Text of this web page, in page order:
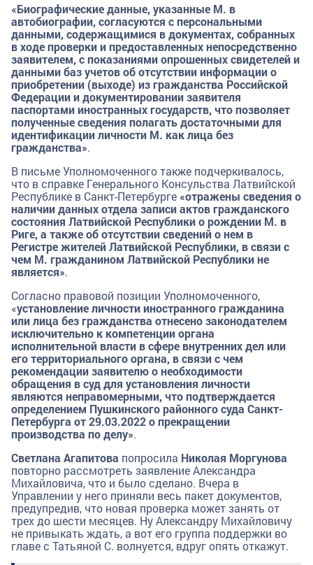
«Биографические данные, указанные М. в
автобиографии, согласуются с персональными
данными, содержащимися в документах, собранных
в ходе проверки и предоставленных непосредственно
заявителем, с показаниями опрошенных свидетелей и
данными баз учетов об отсутствии информации о
приобретении (выходе) из гражданства Российской
Федерации и документировании заявителя
паспортами иностранных государств, что позволяет
полученные сведения полагать достаточными для
идентификации личности М. как лица без
гражданства».
В письме Уполномоченного также подчеркивалось,
что в справке Генерального Консульства Латвийской
Республике в Санкт-Петербурге «отражены сведения о
наличии данных отдела записи актов гражданского
состояния Латвийской Республики о рождении М. в
Риге, а также об отсутствии сведений о нем в
Регистре жителей Латвийской Республики, в связи с
чем М. гражданином Латвийской Республики не
является».
Согласно правовой позиции Уполномоченного,
«установление личности иностранного гражданина
или лица без гражданства отнесено законодателем
исключительно к компетенции органа
исполнительной власти в сфере внутренних дел или
его территориального органа, в связи с чем
рекомендации заявителю о необходимости
обращения в суд для установления личности
являются неправомерными, что подтверждается
определением Пушкинского районного суда Санкт-
Петербурга от 29.03.2022 о прекращении
производства по делу».
Светлана Агапитова попросила Николая Моргунова
повторно рассмотреть заявление Александра
Михайловича, что и было сделано. Вчера в
Управлении у него приняли весь пакет документов,
предупредив, что новая проверка может занять от
трех до шести месяцев. Ну Александру Михайловичу
не привыкать ждать, а вот его группа поддержки во
главе с Татьяной С. волнуется, вдруг опять откажут.